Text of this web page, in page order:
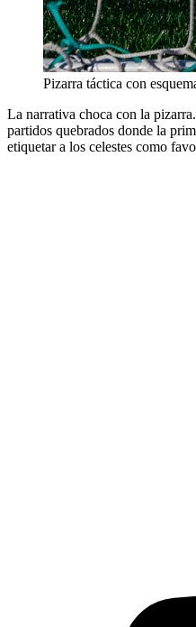
Pizarra táctica con
La narrativa choca con la
partidos quebrados donde la
etiquetar a los celestes como